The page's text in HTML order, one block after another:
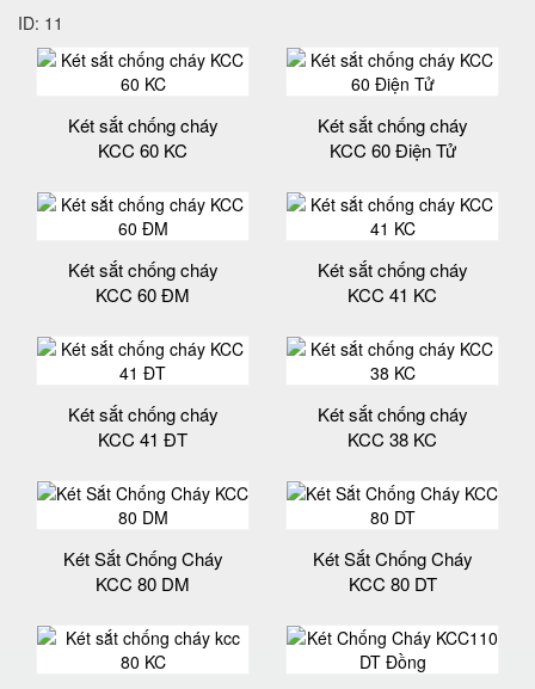
ID: 11
Két sắt chống cháy
KCC 60 KC
Két sắt chống cháy
KCC 60 Điện Tử
Két sắt chống cháy
KCC 60 ĐM
Két sắt chống cháy
KCC 41 KC
Két sắt chống cháy
KCC 41 ĐT
Két sắt chống cháy
KCC 38 KC
Két Sắt Chống Cháy
KCC 80 DM
Két Sắt Chống Cháy
KCC 80 DT